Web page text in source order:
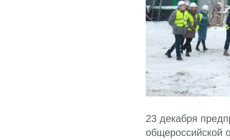
23 декабря
общероссийской